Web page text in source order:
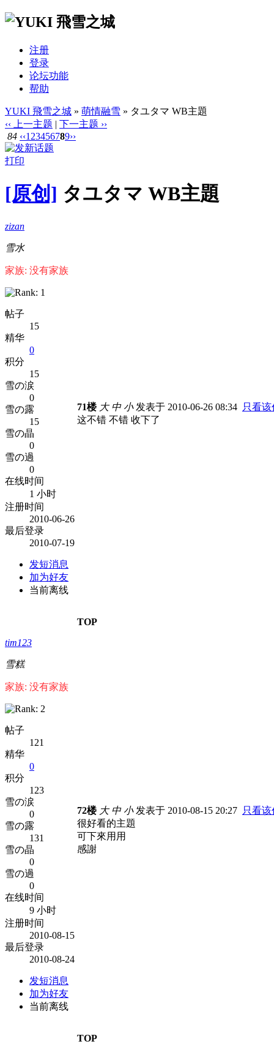
注册
登录
论坛功能
帮助
YUKI 飛雪之城 » 萌情融雪 » タユタマ WB主題
‹‹ 上一主题 | 下一主题 ››
84 ‹‹1 23456789››
打印
[原创] タユタマ WB主題
zizan
雪水
家族: 没有家族
帖子
15
精华
0
积分
15
雪の涙
0
雪の露
15
雪の晶
0
雪の過
0
在线时间
1 小时
注册时间
2010-06-26
最后登录
2010-07-19
发短消息
加为好友
当前离线
71楼 大 中 小发表于 2010-06-26 08:34 只看该
这不错 不错 收下了
TOP
tim123
雪糕
家族: 没有家族
帖子
121
精华
0
积分
123
雪の涙
0
雪の露
131
雪の晶
0
雪の過
0
在线时间
9 小时
注册时间
2010-08-15
最后登录
2010-08-24
发短消息
加为好友
当前离线
72楼 大 中 小发表于 2010-08-15 20:27 只看该
很好看的主題
可下來用用
感謝
TOP